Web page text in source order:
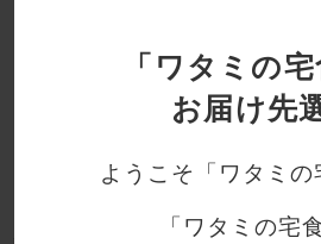
「ワタミの
お届け先
ようこそ「ワタミの
「ワタミの宅
ご注文の前の週までに前金
（弊社スタッフが集金に伺
口座振替・クレジットカー
お支払い方法について詳